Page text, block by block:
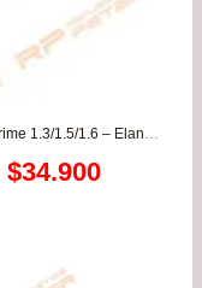
$34.900